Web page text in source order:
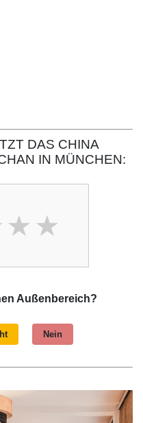
DAS CHINA
IN MÜNCHEN:
Außenbereich?
Nein